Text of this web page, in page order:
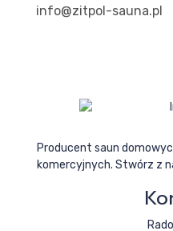
info@zitpol-sauna.pl
Producent saun
komercyjnych. Stwórz z